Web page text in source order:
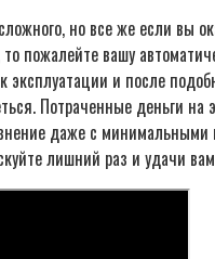
но все же если вы
пожалейте вашу
эксплуатации и после
Потраченные деньги на
даже с минимальными
лишний раз и удачи